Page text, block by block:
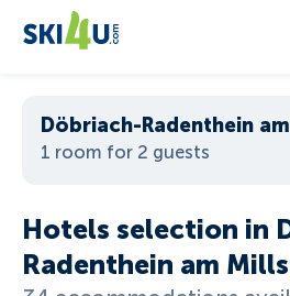
1 room for 2 guests
Hotels selection in
Radenthein am